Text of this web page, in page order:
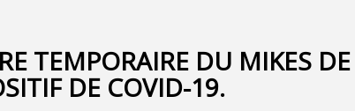
TEMPORAIRE DU MIKES
DE COVID-19.